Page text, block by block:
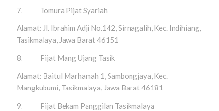
7. Tomura Pijat Syariah
Alamat: Jl. Ibrahim Adji No.142, Sirnagalih, Kec. Indihiang,
Tasikmalaya, Jawa Barat 46151
8. Pijat Mang Ujang Tasik
Alamat: Baitul Marhamah 1, Sambongjaya, Kec.
Mangkubumi, Tasikmalaya, Jawa Barat 46181
9. Pijat Bekam Panggilan Tasikmalaya